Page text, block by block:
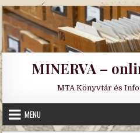
Skip
to
content
MINERVA –
MTA Könyvtár és
MENU